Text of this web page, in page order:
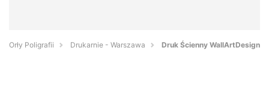
Orły Poligrafii Drukarnie - Warszawa Druk Ścienny WallArtDesign